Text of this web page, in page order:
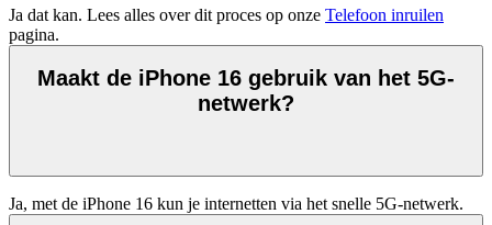
Ja dat kan. Lees alles over dit proces op onze Telefoon inruilen
pagina.
Maakt de iPhone 16 gebruik van het 5G-
netwerk?
Ja, met de iPhone 16 kun je internetten via het snelle 5G-netwerk.